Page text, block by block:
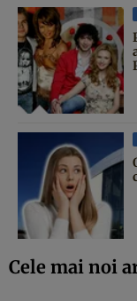
Cele mai noi